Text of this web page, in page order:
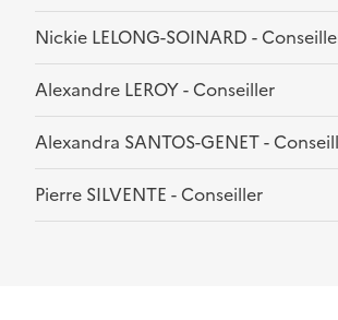
Nickie LELONG-SOINARD -
Alexandre LEROY - Conseiller
Alexandra SANTOS-GENET -
Pierre SILVENTE - Conseiller